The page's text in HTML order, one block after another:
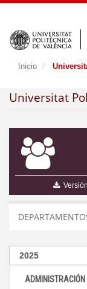
Inicio
Universitat
ADMINISTRACIÓN